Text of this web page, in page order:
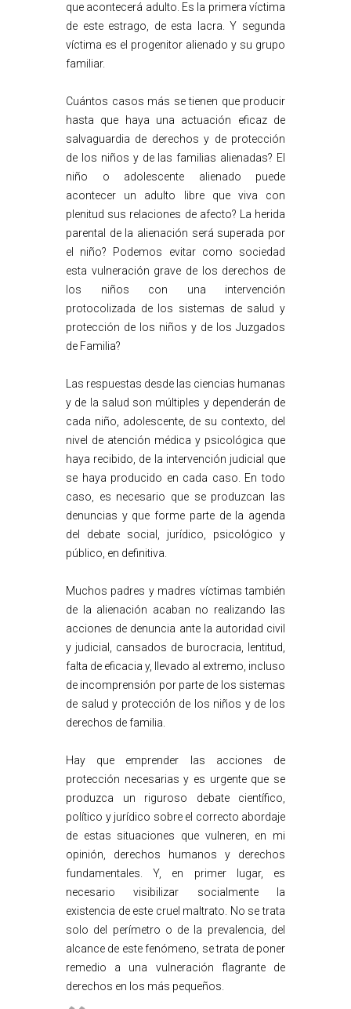
que acontecerá adulto. Es la primera víctima
de este estrago, de esta lacra. Y segunda
víctima es el progenitor alienado y su grupo
familiar.
Cuántos casos más se tienen que producir
hasta que haya una actuación eficaz de
salvaguardia de derechos y de protección
de los niños y de las familias alienadas? El
niño o adolescente alienado puede
acontecer un adulto libre que viva con
plenitud sus relaciones de afecto? La herida
parental de la alienación será superada por
el niño? Podemos evitar como sociedad
esta vulneración grave de los derechos de
los niños con una intervención
protocolizada de los sistemas de salud y
protección de los niños y de los Juzgados
de Familia?
Las respuestas desde las ciencias humanas
y de la salud son múltiples y dependerán de
cada niño, adolescente, de su contexto, del
nivel de atención médica y psicológica que
haya recibido, de la intervención judicial que
se haya producido en cada caso. En todo
caso, es necesario que se produzcan las
denuncias y que forme parte de la agenda
del debate social, jurídico, psicológico y
público, en definitiva.
Muchos padres y madres víctimas también
de la alienación acaban no realizando las
acciones de denuncia ante la autoridad civil
y judicial, cansados de burocracia, lentitud,
falta de eficacia y, llevado al extremo, incluso
de incomprensión por parte de los sistemas
de salud y protección de los niños y de los
derechos de familia.
Hay que emprender las acciones de
protección necesarias y es urgente que se
produzca un riguroso debate científico,
político y jurídico sobre el correcto abordaje
de estas situaciones que vulneren, en mi
opinión, derechos humanos y derechos
fundamentales. Y, en primer lugar, es
necesario visibilizar socialmente la
existencia de este cruel maltrato. No se trata
solo del perímetro o de la prevalencia, del
alcance de este fenómeno, se trata de poner
remedio a una vulneración flagrante de
derechos en los más pequeños.